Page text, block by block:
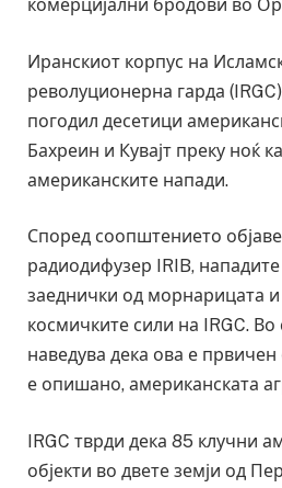
комерцијални бродови во
Иранскиот корпус на
револуционерна гарда
погодил десетици
Бахреин и Кувајт преку ноќ
американските напади.
Според соопштението
радиодифузер IRIB,
заеднички од морнарицата
космичките сили на IRGC.
наведува дека ова е
е опишано, американската
IRGC тврди дека 85 клучни
објекти во двете земји од